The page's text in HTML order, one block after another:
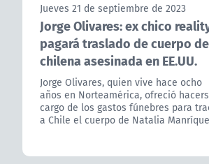
Jueves 21 de septiembre de 2023
Jorge Olivares: ex chico
pagará traslado de cuerpo de
chilena asesinada en EE.UU.
Jorge Olivares, quien vive hace ocho
años en Norteamérica, ofreció
cargo de los gastos fúnebres para
a Chile el cuerpo de Natalia